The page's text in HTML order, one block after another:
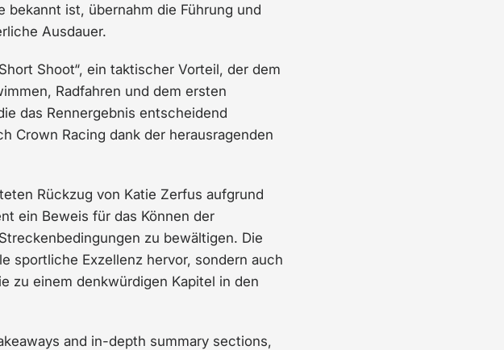
ist, übernahm die Führung und
Ausdauer.
Shoot“, ein taktischer Vorteil, der dem
Radfahren und dem ersten
das Rennergebnis entscheidend
Crown Racing dank der herausragenden
Rückzug von Katie Zerfus aufgrund
ein Beweis für das Können der
zu bewältigen. Die
sportliche Exzellenz hervor, sondern auch
zu einem denkwürdigen Kapitel in den
and in-depth summary sections,